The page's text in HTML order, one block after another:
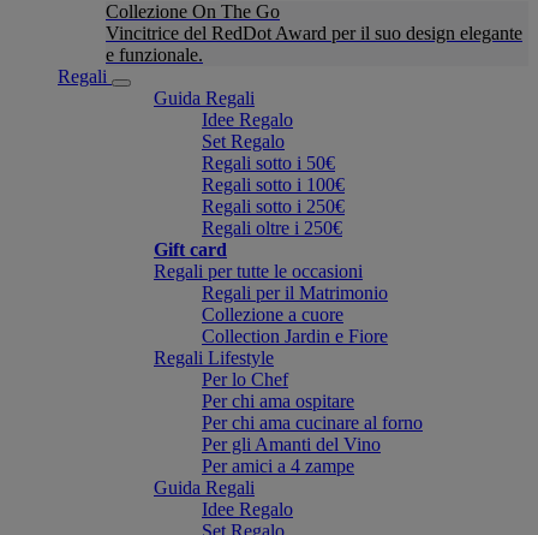
Collezione On The Go
Vincitrice del RedDot Award per il suo design elegante
e funzionale.
Regali
Guida Regali
Idee Regalo
Set Regalo
Regali sotto i 50€
Regali sotto i 100€
Regali sotto i 250€
Regali oltre i 250€
Gift card
Regali per tutte le occasioni
Regali per il Matrimonio
Collezione a cuore
Collection Jardin e Fiore
Regali Lifestyle
Per lo Chef
Per chi ama ospitare
Per chi ama cucinare al forno
Per gli Amanti del Vino
Per amici a 4 zampe
Guida Regali
Idee Regalo
Set Regalo